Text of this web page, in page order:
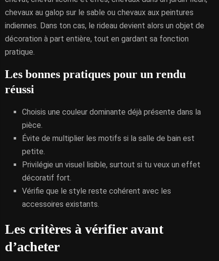
chevaux au galop sur le sable ou chevaux aux peintures
indiennes. Dans ton cas, le rideau devient alors un objet de
décoration à part entière, tout en gardant sa fonction
pratique.
Les bonnes pratiques pour un rendu
réussi
Choisis une couleur dominante déjà présente dans la
pièce.
Évite de multiplier les motifs si la salle de bain est
petite.
Privilégie un visuel lisible, surtout si tu veux un effet
décoratif fort.
Vérifie que le style reste cohérent avec les
accessoires existants.
Les critères à vérifier avant
d’acheter